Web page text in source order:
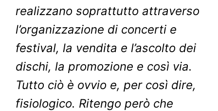
realizzano soprattutto attraverso
l’organizzazione di concerti e
festival, la vendita e l’ascolto dei
dischi, la promozione e così via.
Tutto ciò è ovvio e, per così dire,
fisiologico. Ritengo però che